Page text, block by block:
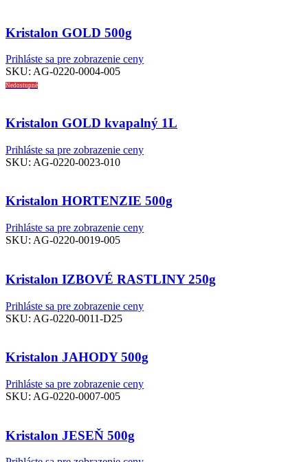
Kristalon GOLD 500g
Prihláste sa pre zobrazenie ceny
SKU: AG-0220-0004-005
Nedostupné
Kristalon GOLD kvapalný 1L
Prihláste sa pre zobrazenie ceny
SKU: AG-0220-0023-010
Kristalon HORTENZIE 500g
Prihláste sa pre zobrazenie ceny
SKU: AG-0220-0019-005
Kristalon IZBOVÉ RASTLINY 250g
Prihláste sa pre zobrazenie ceny
SKU: AG-0220-0011-D25
Kristalon JAHODY 500g
Prihláste sa pre zobrazenie ceny
SKU: AG-0220-0007-005
Kristalon JESEŇ 500g